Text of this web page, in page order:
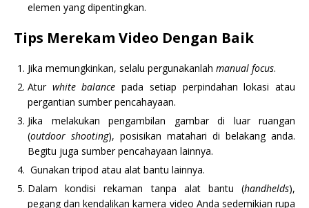
elemen yang dipentingkan.
Tips Merekam Video Dengan Baik
Jika memungkinkan, selalu pergunakanlah manual focus.
Atur white balance pada setiap perpindahan lokasi atau
pergantian sumber pencahayaan.
Jika melakukan pengambilan gambar di luar ruangan
(outdoor shooting), posisikan matahari di belakang anda.
Begitu juga sumber pencahayaan lainnya.
Gunakan tripod atau alat bantu lainnya.
Dalam kondisi rekaman tanpa alat bantu (handhelds),
pegang dan kendalikan kamera video Anda sedemikian rupa